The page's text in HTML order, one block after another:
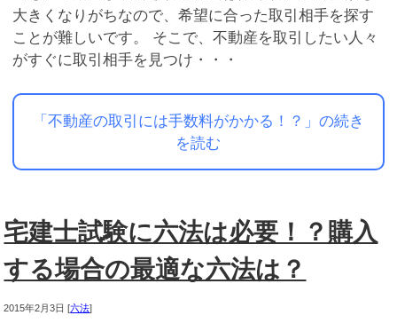
大きくなりがちなので、希望に合った取引相手を探す
ことが難しいです。 そこで、不動産を取引したい人々
がすぐに取引相手を見つけ・・・
「不動産の取引には手数料がかかる！？」の続き
を読む
宅建士試験に六法は必要！？購入
する場合の最適な六法は？
2015年2月3日 [六法]